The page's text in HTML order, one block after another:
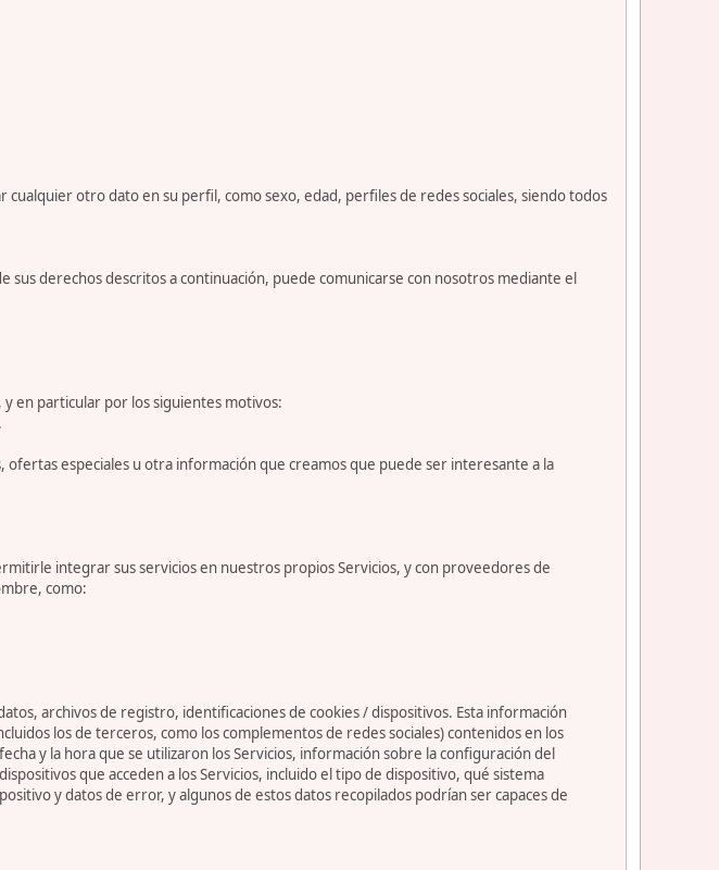
otro dato en su perfil, como sexo, edad, perfiles de redes sociales, siendo todos
derechos descritos a continuación, puede comunicarse con nosotros mediante el
en particular por los siguientes motivos:
especiales u otra información que creamos que puede ser interesante a la
integrar sus servicios en nuestros propios Servicios, y con proveedores de
como:
archivos de registro, identificaciones de cookies / dispositivos. Esta información
los de terceros, como los complementos de redes sociales) contenidos en los
y la hora que se utilizaron los Servicios, información sobre la configuración del
que acceden a los Servicios, incluido el tipo de dispositivo, qué sistema
y datos de error, y algunos de estos datos recopilados podrían ser capaces de